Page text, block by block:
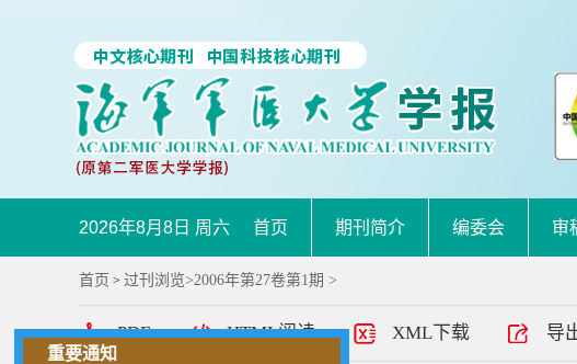
2026年8月8日 周六 首页 期刊简介 编委会 审
首页 > 过刊浏览>2006年第27卷第1期 >
PDF HTML阅读 XML下载 导
重要通知